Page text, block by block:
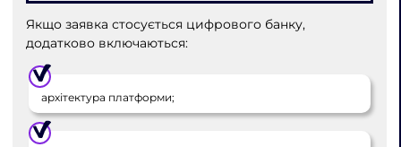
Якщо заявка стосується цифрового банку,
додатково включаються:
архітектура платформи;